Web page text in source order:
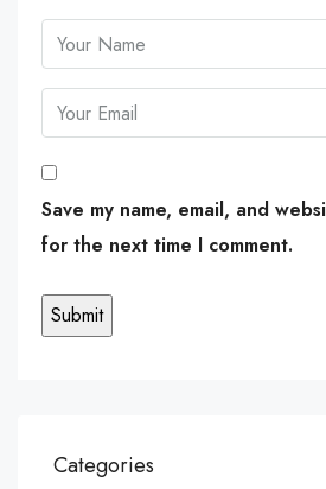
Save my name, email, and
for the next time I comment.
Categories